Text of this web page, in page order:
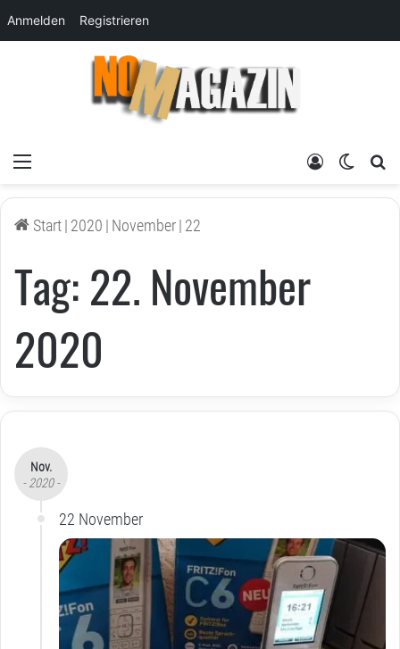
Anmelden Registrieren
Menü Skin
Anmelden
Start| 2020 | November| 22
Tag:22. November
2020
Nov.
- 2020 -
22 November